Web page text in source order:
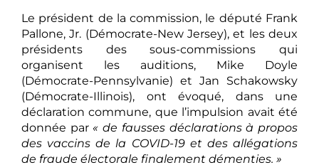
Le président de la commission, le député Frank
Pallone, Jr. (Démocrate-New Jersey), et les deux
présidents des sous-commissions qui
organisent les auditions, Mike Doyle
(Démocrate-Pennsylvanie) et Jan Schakowsky
(Démocrate-Illinois), ont évoqué, dans une
déclaration commune, que l’impulsion avait été
donnée par « de fausses déclarations à propos
des vaccins de la COVID-19 et des allégations
de fraude électorale finalement démenties. »